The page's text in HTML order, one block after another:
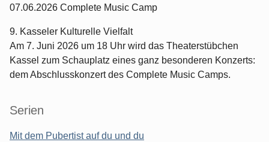
07.06.2026 Complete Music Camp
9. Kasseler Kulturelle Vielfalt
Am 7. Juni 2026 um 18 Uhr wird das Theaterstübchen
Kassel zum Schauplatz eines ganz besonderen Konzerts:
dem Abschlusskonzert des Complete Music Camps.
Serien
Mit dem Pubertist auf du und du